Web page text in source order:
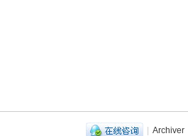
| Archiver